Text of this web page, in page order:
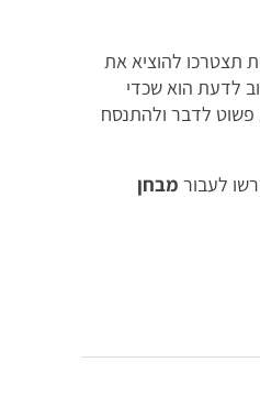
מובחרות תצטרכו להוציא את
לקבל ציון 6 ומעלה. מה שחשוב לדעת הוא שכדי
פשוט לדבר ולהתנסח
לעבור מבחן